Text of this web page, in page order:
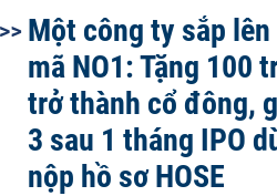
Một công ty sắp
mã NO1: Tặng 100
trở thành cổ đông,
3 sau 1 tháng IPO
nộp hồ sơ HOSE